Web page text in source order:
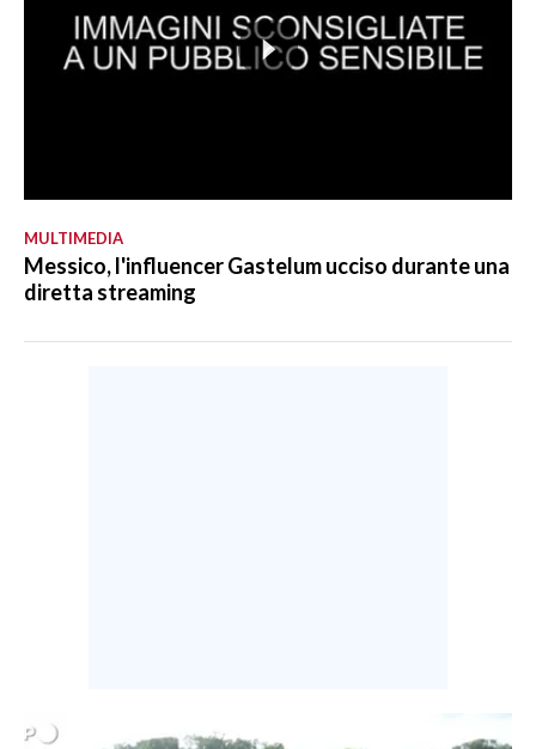
MULTIMEDIA
Messico, l'influencer Gastelum ucciso durante una
diretta streaming